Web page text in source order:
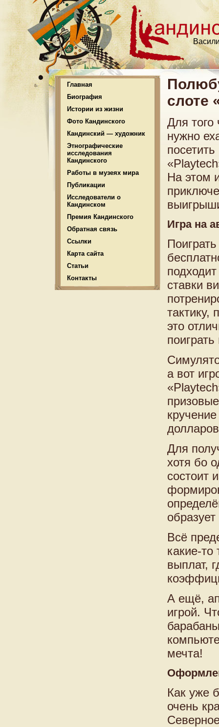
Главная
Биография
Истории из жизни
Фото Кандинского
Кандинский — художник
Этнографические
исследования
Кандинского
Работы в музеях мира
Публикации
Исследователи о
Кандинском
Премия Кандинского
Обратная связь
Ссылки
Карта сайта
Статьи
Контакты
слоте
Для того
нужно
На этом
Игра на
ставки
тактику,
это
а вот
Для
хотя бо
состоит
Всё
какие-то
выплат,
А ещё,
игрой.
мечта!
Как уже
очень